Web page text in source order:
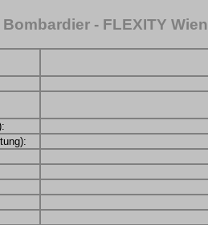
- FLEXITY Wien